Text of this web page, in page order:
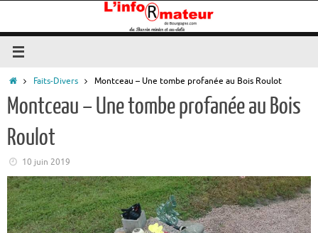
contenu
AccueilFaits-Divers Montceau – Une tombe profanée au Bois Roulot
Montceau – Une tombe profanée au Bois
Roulot
10 juin 2019